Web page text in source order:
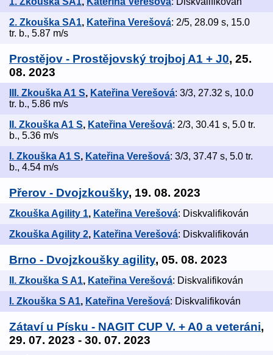
2. Zkouška SA1, Kateřina Verešová: 2/5, 28.09 s, 15.0
tr. b., 5.87 m/s
Prostějov - Prostějovský trojboj A1 + J0, 25.
08. 2023
III. Zkouška A1 S, Kateřina Verešová: 3/3, 27.32 s, 10.0
tr. b., 5.86 m/s
II. Zkouška A1 S, Kateřina Verešová: 2/3, 30.41 s, 5.0 tr.
b., 5.36 m/s
I. Zkouška A1 S, Kateřina Verešová: 3/3, 37.47 s, 5.0 tr.
b., 4.54 m/s
Přerov - Dvojzkoušky, 19. 08. 2023
Zkouška Agility 1, Kateřina Verešová: Diskvalifikován
Zkouška Agility 2, Kateřina Verešová: Diskvalifikován
Brno - Dvojzkoušky agility, 05. 08. 2023
II. Zkouška S A1, Kateřina Verešová: Diskvalifikován
I. Zkouška S A1, Kateřina Verešová: Diskvalifikován
Zátaví u Písku - NAGIT CUP V. + A0 a veteráni,
29. 07. 2023 - 30. 07. 2023